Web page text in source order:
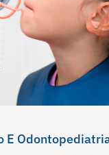
Molares